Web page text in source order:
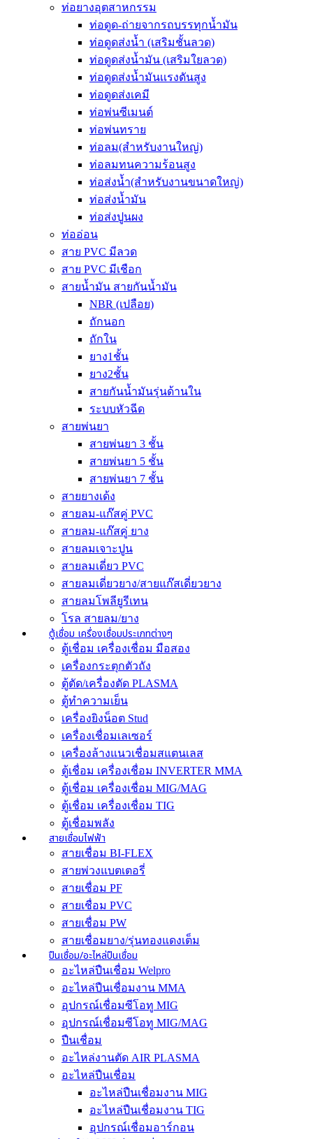
ท่อยางอุตสาหกรรม
ท่อดูด-ถ่ายจากรถบรรทุกน้ำมัน
ท่อดูดส่งน้ำ (เสริมชั้นลวด)
ท่อดูดส่งน้ำมัน (เสริมใยลวด)
ท่อดูดส่งน้ำมันเเรงดันสูง
ท่อดูดส่งเคมี
ท่อพ่นซีเมนต์
ท่อพ่นทราย
ท่อลม(สำหรับงานใหญ่)
ท่อลมทนความร้อนสูง
ท่อส่งน้ำ(สำหรับงานขนาดใหญ่)
ท่อส่งน้ำมัน
ท่อส่งปูนผง
ท่ออ่อน
สาย PVC มีลวด
สาย PVC มีเชือก
สายน้ำมัน สายกันน้ำมัน
NBR (เปลือย)
ถักนอก
ถักใน
ยาง1ชั้น
ยาง2ชั้น
สายกันน้ำมันรุ่นด้านใน
ระบบหัวฉีด
สายพ่นยา
สายพ่นยา 3 ชั้น
สายพ่นยา 5 ชั้น
สายพ่นยา 7 ชั้น
สายยางเด้ง
สายลม-แก๊สคู่ PVC
สายลม-แก๊สคู่ ยาง
สายลมเจาะปูน
สายลมเดี่ยว PVC
สายลมเดี่ยวยาง/สายแก๊สเดี่ยวยาง
สายลมโพลียูรีเทน
โรล สายลม/ยาง
ตู้เชื่อม เครื่องเชื่อมประเภทต่างๆ
ตู้เชื่อม เครื่องเชื่อม มือสอง
เครื่องกระตุกตัวถัง
ตู้ตัด/เครื่องตัด PLASMA
ตู้ทำความเย็น
เครื่องยิงน็อต Stud
เครื่องเชื่อมเลเซอร์
เครื่องล้างแนวเชื่อมสแตนเลส
ตู้เชื่อม เครื่องเชื่อม INVERTER MMA
ตู้เชื่อม เครื่องเชื่อม MIG/MAG
ตู้เชื่อม เครื่องเชื่อม TIG
ตู้เชื่อมพลัง
สายเชื่อมไฟฟ้า
สายเชื่อม BI-FLEX
สายพ่วงแบตเตอรี่
สายเชื่อม PF
สายเชื่อม PVC
สายเชื่อม PW
สายเชื่อมยาง/รุ่นทองแดงเต็ม
ปืนเชื่อม/อะไหล่ปืนเชื่อม
อะไหล่ปืนเชื่อม Welpro
อะไหล่ปืนเชื่อมงาน MMA
อุปกรณ์เชื่อมซีโอทู MIG
อุปกรณ์เชื่อมซีโอทู MIG/MAG
ปืนเชื่อม
อะไหล่งานตัด AIR PLASMA
อะไหล่ปืนเชื่อม
อะไหล่ปืนเชื่อมงาน MIG
อะไหล่ปืนเชื่อมงาน TIG
อุปกรณ์เชื่อมอาร์กอน